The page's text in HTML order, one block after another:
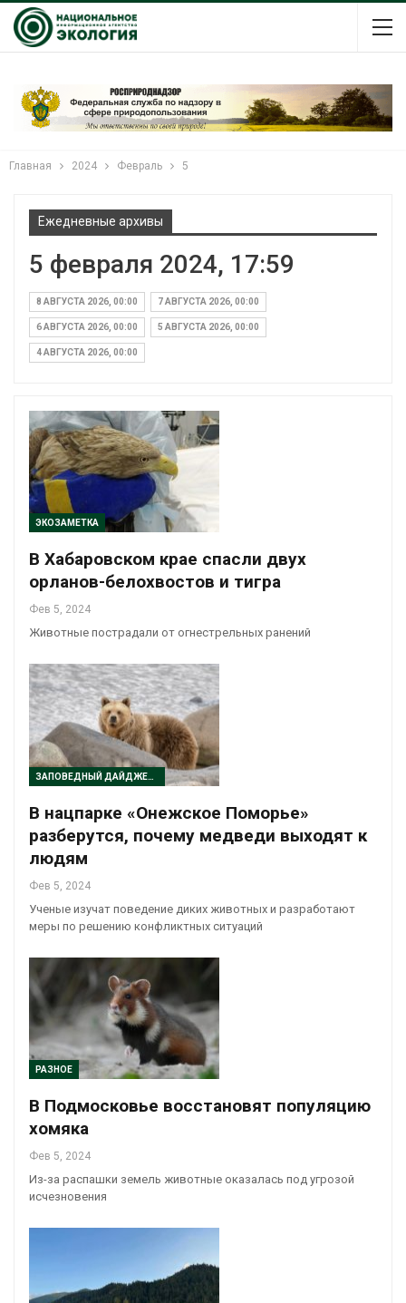
Главная 2024 Февраль 5
Ежедневные архивы
5 февраля 2024, 17:59
8 АВГУСТА 2026, 00:00 7 АВГУСТА 2026, 00:00
6 АВГУСТА 2026, 00:00 5 АВГУСТА 2026, 00:00
4 АВГУСТА 2026, 00:00
ЭКОЗАМЕТКА
В Хабаровском крае спасли двух
орланов-белохвостов и тигра
Фев 5, 2024
Животные пострадали от огнестрельных ранений
ЗАПОВЕДНЫЙ ДАЙДЖЕСТ
В нацпарке «Онежское Поморье»
разберутся, почему медведи выходят к
людям
Фев 5, 2024
Ученые изучат поведение диких животных и разработают
меры по решению конфликтных ситуаций
РАЗНОЕ
В Подмосковье восстановят популяцию
хомяка
Фев 5, 2024
Из-за распашки земель животные оказалась под угрозой
исчезновения